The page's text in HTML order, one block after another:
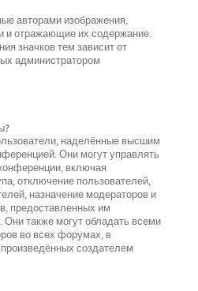
авторами изображения,
и отражающие их содержание.
значков тем зависит от
администратором
наделённые высшим
Они могут управлять
включая
отключение пользователей,
назначение модераторов и
предоставленных им
также могут обладать всеми
во всех форумах, в
создателем